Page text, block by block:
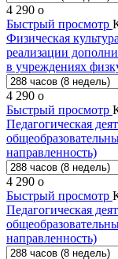
4 290 o
Быстрый просмотр
Физическая
реализации
в учреждениях
4 290 o
Быстрый просмотр
Педагогическая
направленность)
4 290 o
Быстрый просмотр
Педагогическая
направленность)